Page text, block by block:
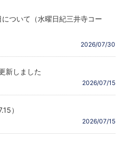
ついて（水曜日紀三井寺コー
2026/07/30
新しました
2026/07/15
）
2026/07/15